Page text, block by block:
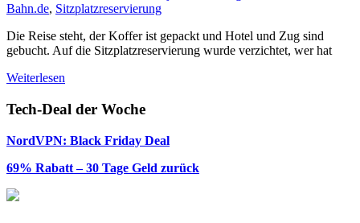
Bahn.de, Sitzplatzreservierung
Die Reise steht, der Koffer ist gepackt und Hotel und Zug sind
gebucht. Auf die Sitzplatzreservierung wurde verzichtet, wer hat
Weiterlesen
Tech-Deal der Woche
NordVPN: Black Friday Deal
69% Rabatt – 30 Tage Geld zurück